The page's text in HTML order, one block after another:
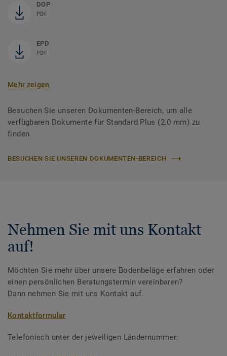
DOP
PDF
EPD
PDF
Mehr zeigen
Besuchen Sie unseren Dokumenten-Bereich, um alle
verfügbaren Dokumente für Standard Plus (2.0 mm) zu
finden
BESUCHEN SIE UNSEREN DOKUMENTEN-BEREICH
Nehmen Sie mit uns Kontakt
auf!
Möchten Sie mehr über unsere Bodenbeläge erfahren oder
einen persönlichen Beratungstermin vereinbaren?
Dann nehmen Sie mit uns Kontakt auf.
Kontaktformular
Telefonisch unter der jeweiligen Ländernummer: